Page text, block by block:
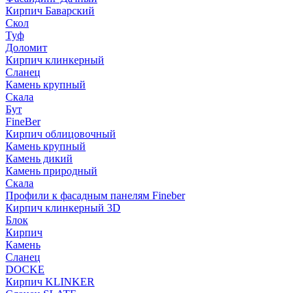
Кирпич Баварский
Скол
Туф
Доломит
Кирпич клинкерный
Сланец
Камень крупный
Скала
Бут
FineBer
Кирпич облицовочный
Камень крупный
Камень дикий
Камень природный
Скала
Профили к фасадным панелям Fineber
Кирпич клинкерный 3D
Блок
Кирпич
Камень
Сланец
DOCKE
Кирпич KLINKER